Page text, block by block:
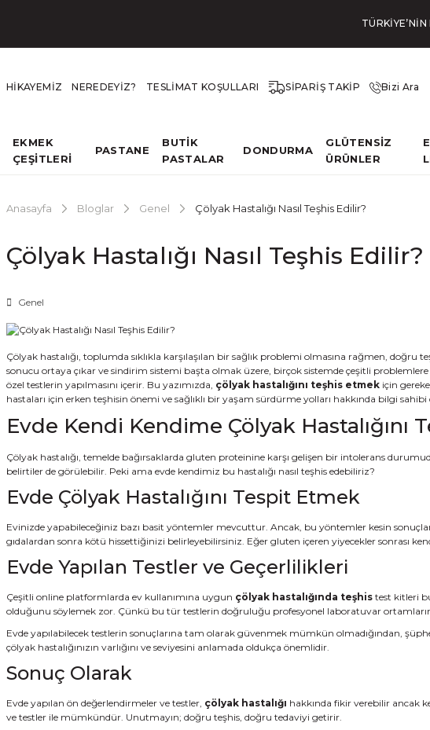
HİKAYEMİZ NEREDEYİZ? TESLİMAT KOŞULLARI SİPARİŞ TAKİP Bizi Ara
EKMEK
ÇEŞİTLERİ
PASTANE
BUTİK
PASTALAR
DONDURMA
GLÜTENSİZ
ÜRÜNLER
Anasayfa Bloglar Genel Çölyak Hastalığı Nasıl Teşhis Edilir?
Çölyak Hastalığı Nasıl Teşhis Edilir?
Genel
Çölyak hastalığı, toplumda sıklıkla karşılaşılan bir sağlık problemi olmasına rağmen,
sonucu ortaya çıkar ve sindirim sistemi başta olmak üzere, birçok sistemde çeşitli problemlere
özel testlerin yapılmasını içerir. Bu yazımızda, çölyak hastalığını teşhis etmek için
hastaları için erken teşhisin önemi ve sağlıklı bir yaşam sürdürme yolları hakkında bilgi sahibi
Evde Kendi Kendime Çölyak Hastalığını
Çölyak hastalığı, temelde bağırsaklarda gluten proteinine karşı gelişen bir intolerans
belirtiler de görülebilir. Peki ama evde kendimiz bu hastalığı nasıl teşhis edebiliriz?
Evde Çölyak Hastalığını Tespit Etmek
Evinizde yapabileceğiniz bazı basit yöntemler mevcuttur. Ancak, bu yöntemler kesin
gıdalardan sonra kötü hissettiğinizi belirleyebilirsiniz. Eğer gluten içeren yiyecekler sonrası
Evde Yapılan Testler ve Geçerlilikleri
Çeşitli online platformlarda ev kullanımına uygun çölyak hastalığında teşhis test kitleri
olduğunu söylemek zor. Çünkü bu tür testlerin doğruluğu profesyonel laboratuvar
Evde yapılabilecek testlerin sonuçlarına tam olarak güvenmek mümkün olmadığından,
çölyak hastalığınızın varlığını ve seviyesini anlamada oldukça önemlidir.
Sonuç Olarak
Evde yapılan ön değerlendirmeler ve testler, çölyak hastalığı hakkında fikir verebilir ancak
ve testler ile mümkündür. Unutmayın; doğru teşhis, doğru tedaviyi getirir.